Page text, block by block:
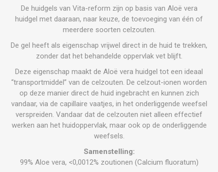
De huidgels van Vita-reform zijn op basis van Aloë vera
huidgel met daaraan, naar keuze, de toevoeging van één of
meerdere soorten celzouten.
De gel heeft als eigenschap vrijwel direct in de huid te trekken,
zonder dat het behandelde oppervlak vet blijft.
Deze eigenschap maakt de Aloë vera huidgel tot een ideaal
“transportmiddel” van de celzouten. De celzout-ionen worden
op deze manier direct de huid ingebracht en kunnen zich
vandaar, via de capillaire vaatjes, in het onderliggende weefsel
verspreiden. Vandaar dat de celzouten niet alleen effectief
werken aan het huidoppervlak, maar ook op de onderliggende
weefsels.
Samenstelling:
99% Aloe vera, <0,0012% zoutionen (Calcium fluoratum)